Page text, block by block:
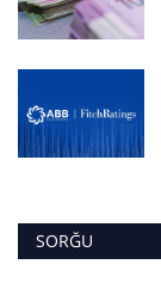
SORĞU